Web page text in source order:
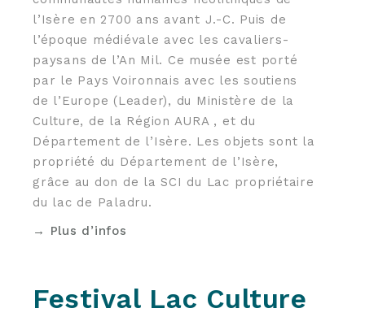
l’Isère en 2700 ans avant J.-C. Puis de
l’époque médiévale avec les cavaliers-
paysans de l’An Mil. Ce musée est porté
par le Pays Voironnais avec les soutiens
de l’Europe (Leader), du Ministère de la
Culture, de la Région AURA , et du
Département de l’Isère. Les objets sont la
propriété du Département de l’Isère,
grâce au don de la SCI du Lac propriétaire
du lac de Paladru.
→ Plus d’infos
Festival Lac Culture